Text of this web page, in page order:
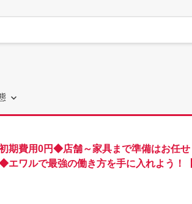
期費用0円◆店舗～家具まで準備はお任
ワルで最強の働き方を手に入れよう！